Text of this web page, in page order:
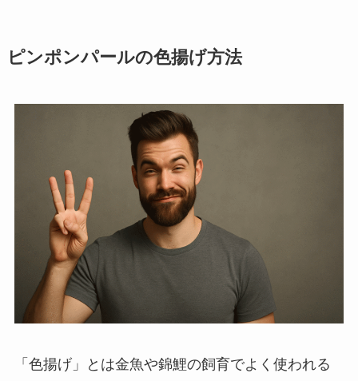
ピンポンパールの色揚げ方法
「色揚げ」とは金魚や錦鯉の飼育でよく使われる